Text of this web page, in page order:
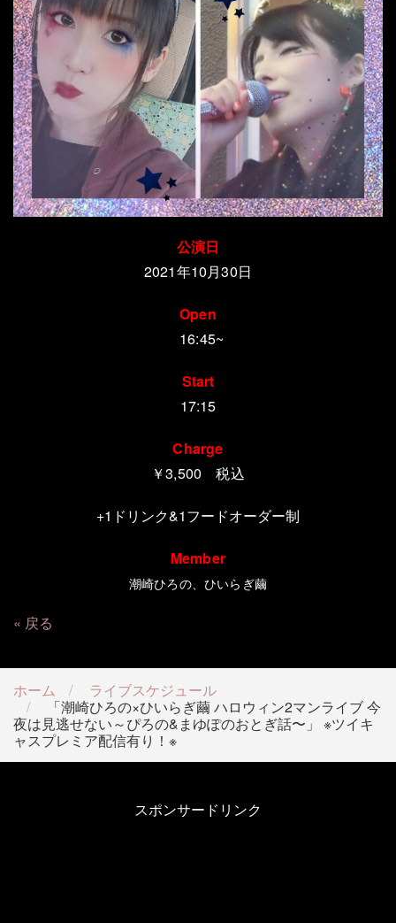
公演日
2021年10月30日
Open
16:45~
Start
17:15
Charge
￥3,500 税込
+1 ドリンク&1フードオーダー制
Member
潮崎ひろの、ひいらぎ繭
戻る
ホーム
ライブスケジュール
「潮崎ひろの×ひいらぎ繭 ハロウィン2マンライブ 今
夜は見逃せない～ぴろの&まゆぽのおとぎ話〜」 ※ツイキ
ャスプレミア配信有り！※
スポンサードリンク